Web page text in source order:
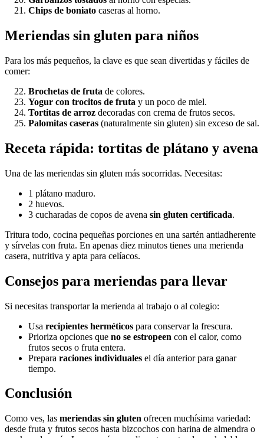
Chips de boniato caseras al horno.
Meriendas sin gluten para niños
Para los más pequeños, la clave es que sean divertidas y fáciles de
comer:
Brochetas de fruta de colores.
Yogur con trocitos de fruta y un poco de miel.
Tortitas de arroz decoradas con crema de frutos secos.
Palomitas caseras (naturalmente sin gluten) sin exceso de sal.
Receta rápida: tortitas de plátano y avena
Una de las meriendas sin gluten más socorridas. Necesitas:
1 plátano maduro.
2 huevos.
3 cucharadas de copos de avena sin gluten certificada.
Tritura todo, cocina pequeñas porciones en una sartén antiadherente
y sírvelas con fruta. En apenas diez minutos tienes una merienda
casera, nutritiva y apta para celíacos.
Consejos para meriendas para llevar
Si necesitas transportar la merienda al trabajo o al colegio:
Usa recipientes herméticos para conservar la frescura.
Prioriza opciones que no se estropeen con el calor, como
frutos secos o fruta entera.
Prepara raciones individuales el día anterior para ganar
tiempo.
Conclusión
Como ves, las meriendas sin gluten ofrecen muchísima variedad:
desde fruta y frutos secos hasta bizcochos con harina de almendra o